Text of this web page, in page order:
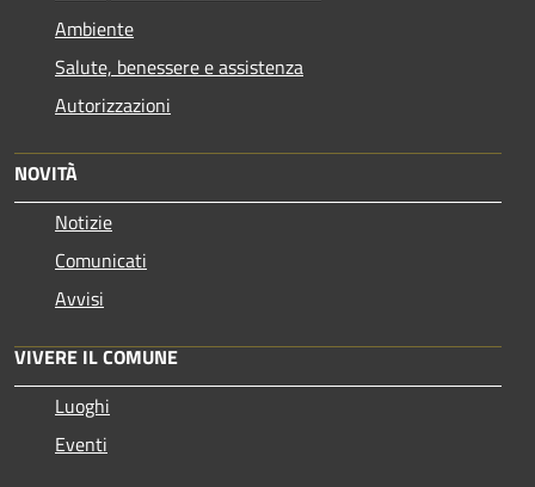
Ambiente
Salute, benessere e assistenza
Autorizzazioni
NOVITÀ
Notizie
Comunicati
Avvisi
VIVERE IL COMUNE
Luoghi
Eventi